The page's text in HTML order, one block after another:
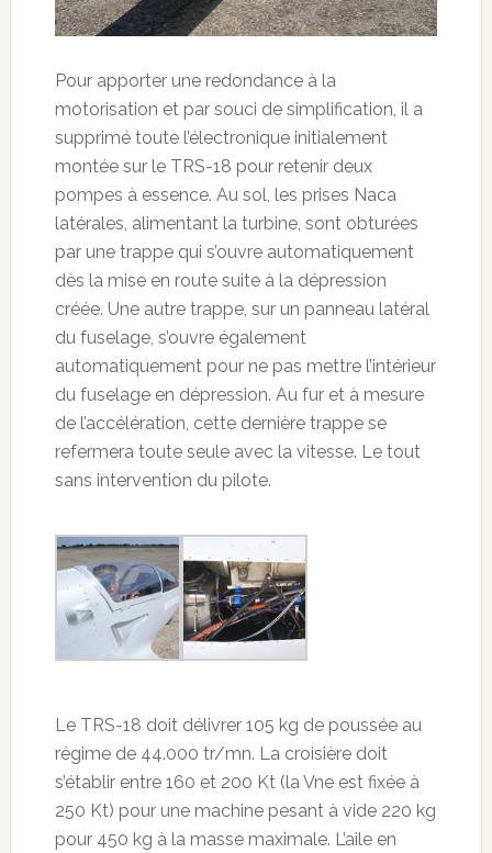
Pour apporter une redondance à la
motorisation et par souci de simplification, il a
supprimé toute l’électronique initialement
montée sur le TRS-18 pour retenir deux
pompes à essence. Au sol, les prises Naca
latérales, alimentant la turbine, sont obturées
par une trappe qui s’ouvre automatiquement
dès la mise en route suite à la dépression
créée. Une autre trappe, sur un panneau latéral
du fuselage, s’ouvre également
automatiquement pour ne pas mettre l’intérieur
du fuselage en dépression. Au fur et à mesure
de l’accélération, cette dernière trappe se
refermera toute seule avec la vitesse. Le tout
sans intervention du pilote.
Le TRS-18 doit délivrer 105 kg de poussée au
régime de 44.000 tr/mn. La croisière doit
s’établir entre 160 et 200 Kt (la Vne est fixée à
250 Kt) pour une machine pesant à vide 220 kg
pour 450 kg à la masse maximale. L’aile en